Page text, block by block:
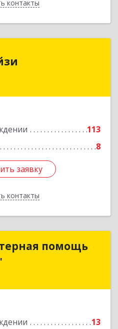
контакты
113
8
заявку
контакты
1С-Франчайзи
Волгодонск г, Гагарина
заявку
помощь
13
помощь
Подробнее